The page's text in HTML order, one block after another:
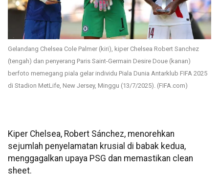
Gelandang Chelsea Cole Palmer (kiri), kiper Chelsea Robert Sanchez
(tengah) dan penyerang Paris Saint-Germain Desire Doue (kanan)
berfoto memegang piala gelar individu Piala Dunia Antarklub FIFA 2025
di Stadion MetLife, New Jersey, Minggu (13/7/2025). (FIFA.com)
Kiper Chelsea, Robert Sánchez, menorehkan
sejumlah penyelamatan krusial di babak kedua,
menggagalkan upaya PSG dan memastikan clean
sheet.